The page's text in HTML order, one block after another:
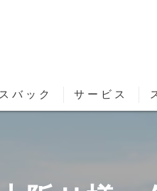
バック サービス